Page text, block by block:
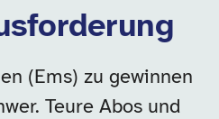
(Ems) zu gewinnen
Teure Abos und